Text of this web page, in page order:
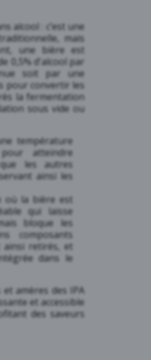
alcool : c’est une
mais
une bière est
0,5% d'alcool par
soit par une
pour convertir les
la fermentation
sous vide ou
température
atteindre
les autres
ainsi les
où la bière est
qui laisse
bloque les
composants
ainsi retirés, et
dans le
amères des IPA
et accessible
des saveurs